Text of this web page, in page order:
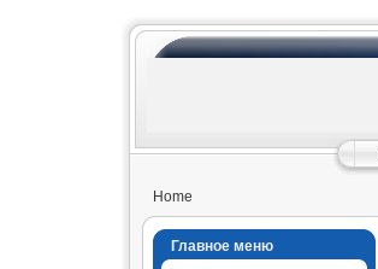
Home
Главное меню